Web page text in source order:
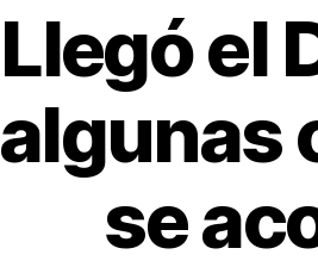
Llegó el
algunas
se